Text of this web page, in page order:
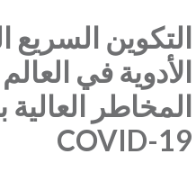
التكوين السريع
الأدوية في
المخاطر العالية
COVID-19